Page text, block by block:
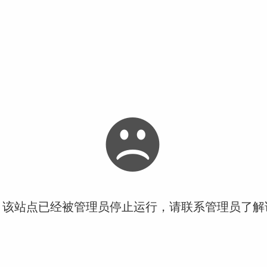
站点已经被管理员停止运行，请联系管理员了